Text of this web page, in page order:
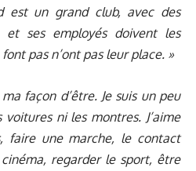
est un grand club, avec des
et ses employés doivent les
pas n’ont pas leur place. »
ma façon d’être. Je suis un peu
voitures ni les montres. J’aime
faire une marche, le contact
regarder le sport, être